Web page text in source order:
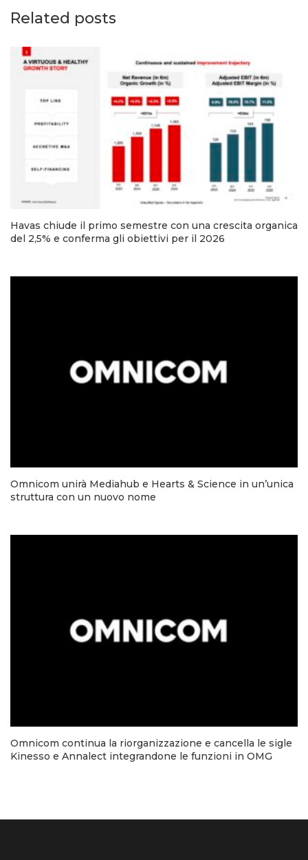
Related posts
Havas chiude il primo semestre con una crescita organica
del 2,5% e conferma gli obiettivi per il 2026
Omnicom unirà Mediahub e Hearts & Science in un’unica
struttura con un nuovo nome
Omnicom continua la riorganizzazione e cancella le sigle
Kinesso e Annalect integrandone le funzioni in OMG